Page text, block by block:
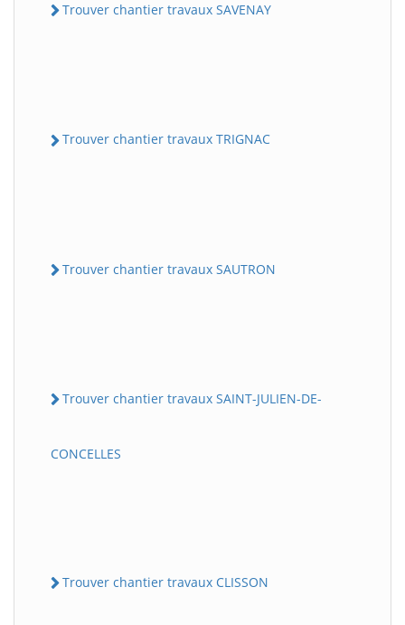
Trouver chantier travaux SAVENAY
Trouver chantier travaux TRIGNAC
Trouver chantier travaux SAUTRON
Trouver chantier travaux SAINT-JULIEN-DE-
CONCELLES
Trouver chantier travaux CLISSON